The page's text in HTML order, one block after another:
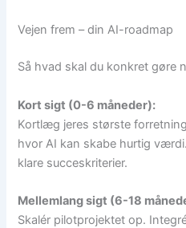
Vejen frem – din AI-roadmap
Så hvad skal du konkret gøre
Kort sigt (0-6 måneder):
Kortlæg jeres største
hvor AI kan skabe hurtig
klare succeskriterier.
Mellemlang sigt (6-18
Skalér pilotprojektet op.